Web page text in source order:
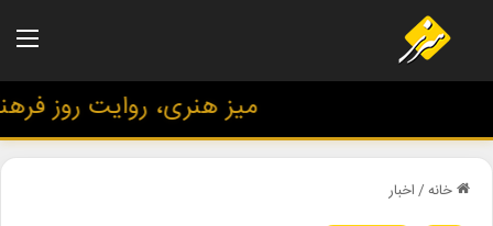
میز هنری، روایت روز
خانه/اخبار